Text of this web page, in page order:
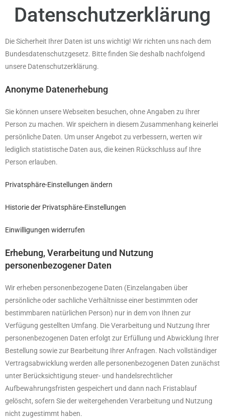
Datenschutzerklärung
Die Sicherheit Ihrer Daten ist uns wichtig! Wir richten uns nach dem
Bundesdatenschutzgesetz. Bitte finden Sie deshalb nachfolgend
unsere Datenschutzerklärung.
Anonyme Datenerhebung
Sie können unsere Webseiten besuchen, ohne Angaben zu Ihrer
Person zu machen. Wir speichern in diesem Zusammenhang keinerlei
persönliche Daten. Um unser Angebot zu verbessern, werten wir
lediglich statistische Daten aus, die keinen Rückschluss auf Ihre
Person erlauben.
Privatsphäre-Einstellungen ändern
Historie der Privatsphäre-Einstellungen
Einwilligungen widerrufen
Erhebung, Verarbeitung und Nutzung
personenbezogener Daten
Wir erheben personenbezogene Daten (Einzelangaben über
persönliche oder sachliche Verhältnisse einer bestimmten oder
bestimmbaren natürlichen Person) nur in dem von Ihnen zur
Verfügung gestellten Umfang. Die Verarbeitung und Nutzung Ihrer
personenbezogenen Daten erfolgt zur Erfüllung und Abwicklung Ihrer
Bestellung sowie zur Bearbeitung Ihrer Anfragen. Nach vollständiger
Vertragsabwicklung werden alle personenbezogenen Daten zunächst
unter Berücksichtigung steuer- und handelsrechtlicher
Aufbewahrungsfristen gespeichert und dann nach Fristablauf
gelöscht, sofern Sie der weitergehenden Verarbeitung und Nutzung
nicht zugestimmt haben.